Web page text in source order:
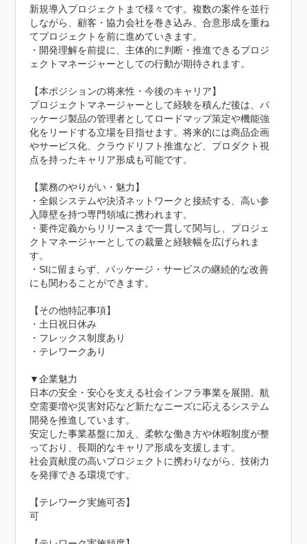
新規導入プロジェクトまで様々です。複数の案件を並行
しながら、顧客・協力会社を巻き込み、合意形成を重ね
てプロジェクトを前に進めていきます。
・開発理解を前提に、主体的に判断・推進できるプロジ
ェクトマネージャーとしての行動が期待されます。
【本ポジションの将来性・今後のキャリア】
プロジェクトマネージャーとして経験を積んだ後は、パ
ッケージ製品の管理者としてロードマップ策定や機能強
化をリードする立場を目指せます。将来的には商品企画
やサービス化、クラウドリフト推進など、プロダクト視
点を持ったキャリア形成も可能です。
【業務のやりがい・魅力】
・全銀システムや決済ネットワークと接続する、高い参
入障壁を持つ専門領域に携われます。
・要件定義からリリースまで一貫して関与し、プロジェ
クトマネージャーとしての裁量と経験幅を広げられま
す。
・SIに留まらず、パッケージ・サービスの継続的な改善
にも関わることができます。
【その他特記事項】
・土日祝日休み
・フレックス制度あり
・テレワークあり
▼企業魅力
日本の安全・安心を支える社会インフラ事業を展開。航
空需要増や災害対応など新たなニーズに応えるシステム
開発を推進しています。
安定した事業基盤に加え、柔軟な働き方や休暇制度が整
っており、長期的なキャリア形成を支援します。
社会貢献度の高いプロジェクトに携わりながら、技術力
を発揮できる環境です。
【テレワーク実施可否】
可